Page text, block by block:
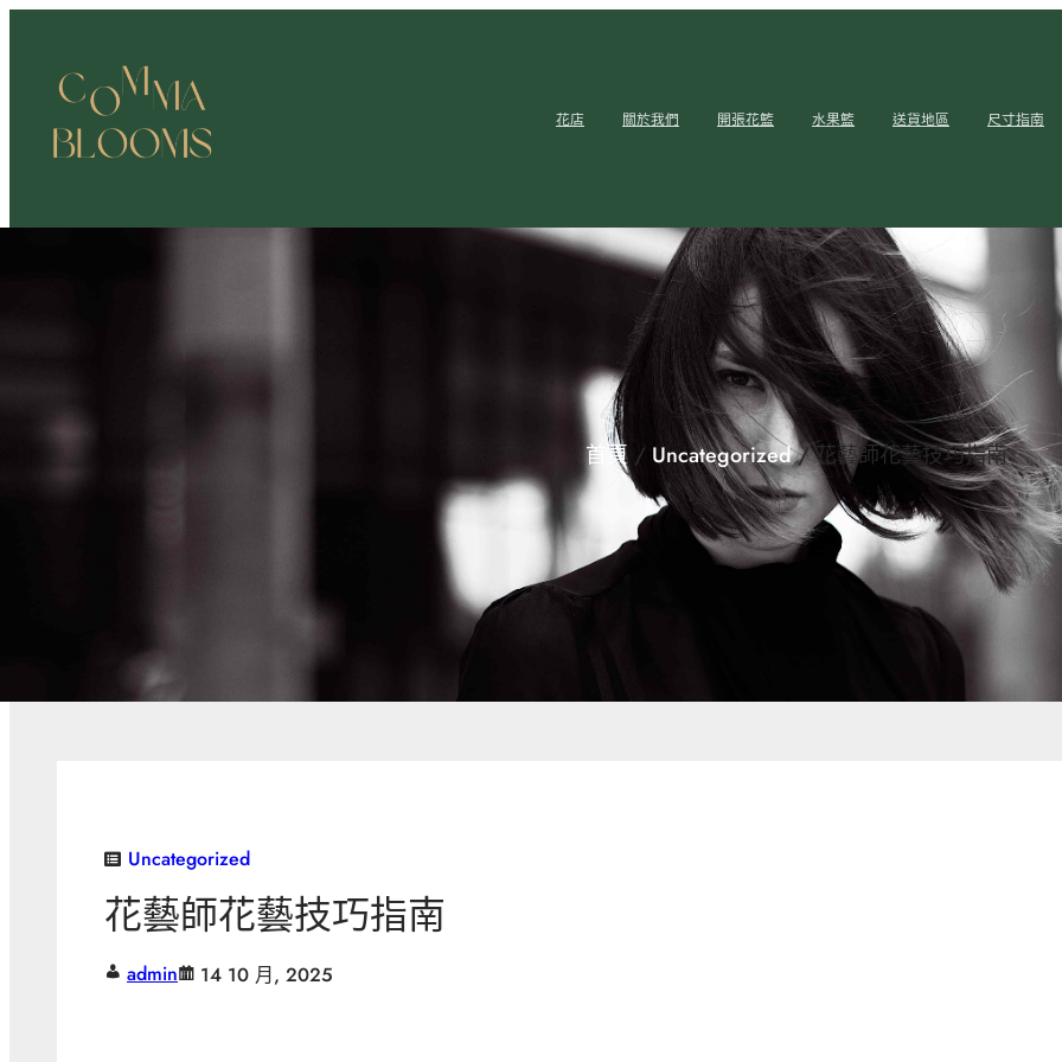
花店 關於我們 開張花籃 水果籃 送貨地區 尺寸指南
首頁 / Uncategorized/ 花藝師花藝技巧指南
Uncategorized
花藝師花藝技巧指南
admin 14 10 月, 2025